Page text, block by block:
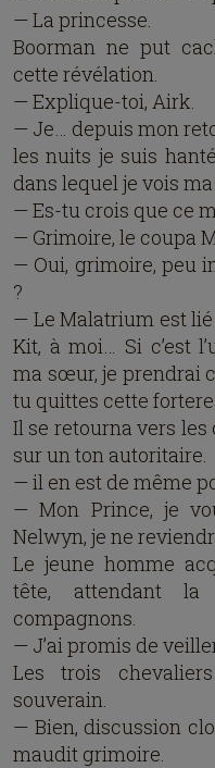
— La princesse.
Boorman ne put
cette révélation.
— Explique-toi, Airk.
— Je… depuis mon
les nuits je suis
dans lequel je vois
— Es-tu crois que ce
— Grimoire, le coupa
— Oui, grimoire, peu
?
— Le Malatrium est
Kit, à moi… Si c’est
ma sœur, je prendrai
tu quittes cette
Il se retourna vers les
sur un ton autoritaire.
— il en est de même
— Mon Prince, je
Nelwyn, je ne
Le jeune homme
tête, attendant
compagnons.
— J’ai promis de
Les trois
souverain.
— Bien, discussion
maudit grimoire.